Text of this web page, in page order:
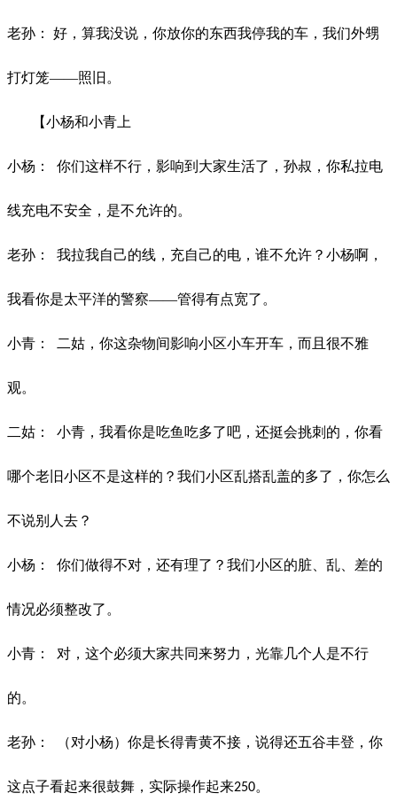
老孙： 好，算我没说，你放你的东西我停我的车，我们外甥
打灯笼——照旧。
【小杨和小青上
小杨： 你们这样不行，影响到大家生活了，孙叔，你私拉电
线充电不安全，是不允许的。
老孙： 我拉我自己的线，充自己的电，谁不允许？小杨啊，
我看你是太平洋的警察——管得有点宽了。
小青： 二姑，你这杂物间影响小区小车开车，而且很不雅
观。
二姑： 小青，我看你是吃鱼吃多了吧，还挺会挑刺的，你看
哪个老旧小区不是这样的？我们小区乱搭乱盖的多了，你怎么
不说别人去？
小杨： 你们做得不对，还有理了？我们小区的脏、乱、差的
情况必须整改了。
小青： 对，这个必须大家共同来努力，光靠几个人是不行
的。
老孙： （对小杨）你是长得青黄不接，说得还五谷丰登，你
这点子看起来很鼓舞，实际操作起来250。